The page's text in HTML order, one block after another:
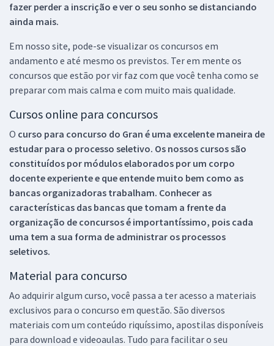
fazer perder a inscrição e ver o seu sonho se distanciando
ainda mais.
Em nosso site, pode-se visualizar os concursos em
andamento e até mesmo os previstos. Ter em mente os
concursos que estão por vir faz com que você tenha como se
preparar com mais calma e com muito mais qualidade.
Cursos online para concursos
O curso para concurso do Gran é uma excelente maneira de
estudar para o processo seletivo. Os nossos cursos são
constituídos por módulos elaborados por um corpo
docente experiente e que entende muito bem como as
bancas organizadoras trabalham. Conhecer as
características das bancas que tomam a frente da
organização de concursos é importantíssimo, pois cada
uma tem a sua forma de administrar os processos
seletivos.
Material para concurso
Ao adquirir algum curso, você passa a ter acesso a materiais
exclusivos para o concurso em questão. São diversos
materiais com um conteúdo riquíssimo, apostilas disponíveis
para download e videoaulas. Tudo para facilitar o seu